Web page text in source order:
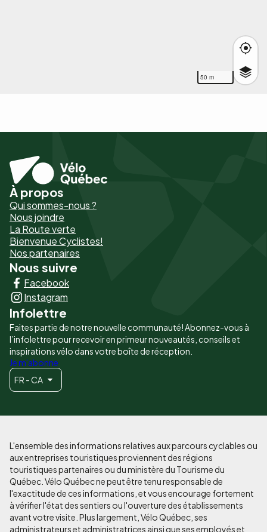
50 m
Pied
de
page
-
Liens
principaux
À propos
Qui sommes-nous ?
Nous joindre
La Route verte
Bienvenue Cyclistes!
Nos partenaires
Nous suivre
Facebook
Instagram
Infolettre
Faites partie de notre nouvelle communauté! Abonnez-vous à
l’infolettre pour recevoir en primeur nouveautés, conseils et
inspirations vélo dans votre boîte de réception.
Je m'abonne
FR - CA
L'ensemble des informations relatives aux parcours cyclables ou
aux entreprises touristiques proviennent des régions
touristiques partenaires ou du ministère du Tourisme du
Québec. Vélo Québec ne peut être tenu responsable de
l'exactitude de ces informations, et vous encourage fortement
à vérifier l'état des sentiers ou l'ouverture des établissements
avant votre visite. Plus largement, Vélo Québec, ses
administrateurs et administratrices ainsi que ses employés et